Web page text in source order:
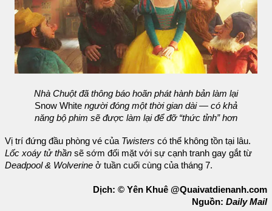
Nhà Chuột đã thông báo hoãn phát hành bản làm lại
Snow White người đóng một thời gian dài — có khả
năng bộ phim sẽ được làm lại để đỡ “thức tỉnh” hơn
Vị trí đứng đầu phòng vé của Twisters có thể không tồn tại lâu.
Lốc xoáy tử thần sẽ sớm đối mặt với sự cạnh tranh gay gắt từ
Deadpool & Wolverine ở tuần cuối cùng của tháng 7.
Dịch: © Yên Khuê @Quaivatdienanh.com
Nguồn: Daily Mail